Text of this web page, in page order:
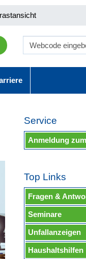
Service
Anmeldung
Top Links
Fragen &
Seminare
Unfallanzeigen
Haushaltshilfen